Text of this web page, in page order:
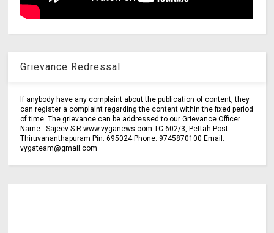
Grievance Redressal
If anybody have any complaint about the publication of content, they
can register a complaint regarding the content within the fixed period
of time. The grievance can be addressed to our Grievance Officer.
Name : Sajeev S.R www.vyganews.com TC 602/3, Pettah Post
Thiruvananthapuram Pin: 695024 Phone: 9745870100 Email:
vygateam@gmail.com